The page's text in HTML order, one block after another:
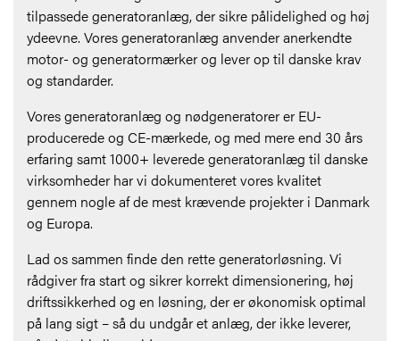
tilpassede generatoranlæg, der sikre pålidelighed og høj
ydeevne. Vores generatoranlæg anvender anerkendte
motor- og generatormærker og lever op til danske krav
og standarder.
Vores generatoranlæg og nødgeneratorer er EU-
producerede og CE-mærkede, og med mere end 30 års
erfaring samt 1000+ leverede generatoranlæg til danske
virksomheder har vi dokumenteret vores kvalitet
gennem nogle af de mest krævende projekter i Danmark
og Europa.
Lad os sammen finde den rette generatorløsning. Vi
rådgiver fra start og sikrer korrekt dimensionering, høj
driftssikkerhed og en løsning, der er økonomisk optimal
på lang sigt – så du undgår et anlæg, der ikke leverer,